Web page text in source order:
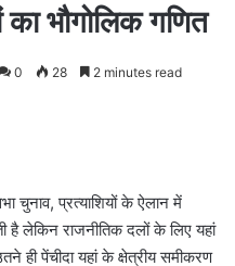
का भौगोलिक गणित
0 28 2 minutes read
चुनाव, प्रत्याशियों के ऐलान में
है लेकिन राजनीतिक दलों के लिए यहां
ही पेंचीदा यहां के क्षेत्रीय समीकरण